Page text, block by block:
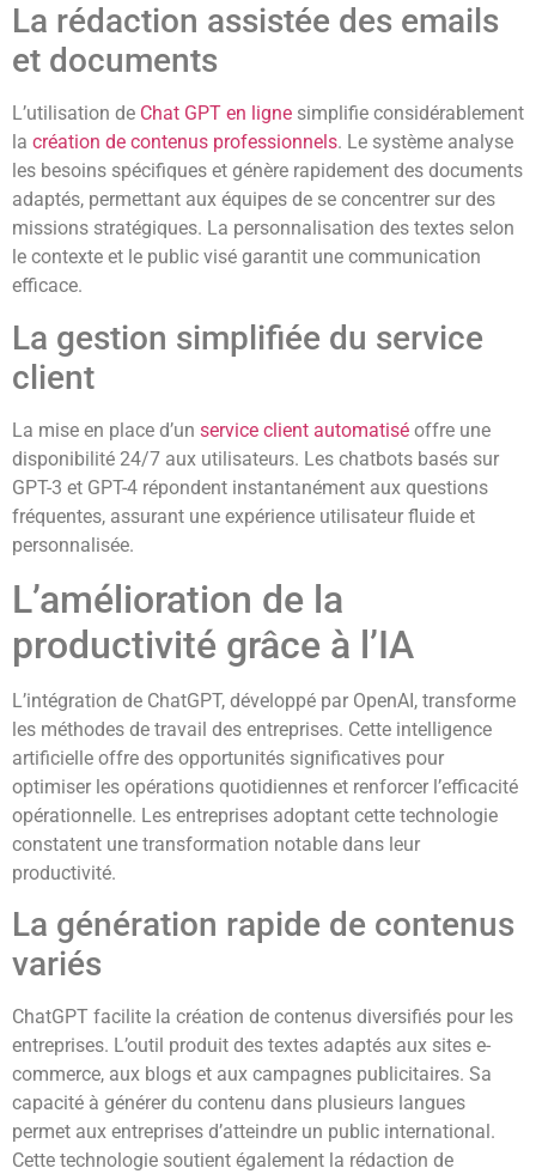
La rédaction assistée des emails
et documents
L’utilisation de Chat GPT en ligne simplifie considérablement
la création de contenus professionnels. Le système analyse
les besoins spécifiques et génère rapidement des documents
adaptés, permettant aux équipes de se concentrer sur des
missions stratégiques. La personnalisation des textes selon
le contexte et le public visé garantit une communication
efficace.
La gestion simplifiée du service
client
La mise en place d’un service client automatisé offre une
disponibilité 24/7 aux utilisateurs. Les chatbots basés sur
GPT-3 et GPT-4 répondent instantanément aux questions
fréquentes, assurant une expérience utilisateur fluide et
personnalisée.
L’amélioration de la
productivité grâce à l’IA
L’intégration de ChatGPT, développé par OpenAI, transforme
les méthodes de travail des entreprises. Cette intelligence
artificielle offre des opportunités significatives pour
optimiser les opérations quotidiennes et renforcer l’efficacité
opérationnelle. Les entreprises adoptant cette technologie
constatent une transformation notable dans leur
productivité.
La génération rapide de contenus
variés
ChatGPT facilite la création de contenus diversifiés pour les
entreprises. L’outil produit des textes adaptés aux sites e-
commerce, aux blogs et aux campagnes publicitaires. Sa
capacité à générer du contenu dans plusieurs langues
permet aux entreprises d’atteindre un public international.
Cette technologie soutient également la rédaction de